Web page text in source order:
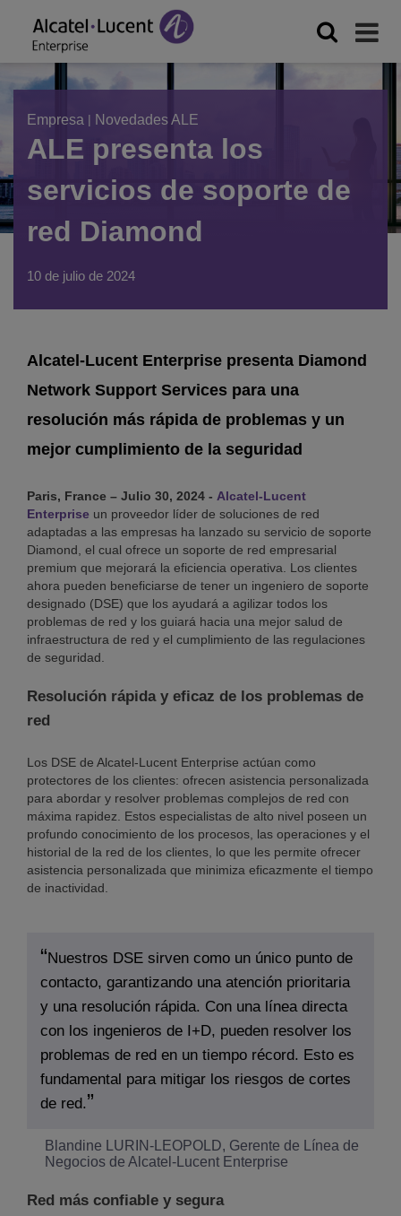
Empresa | Novedades ALE
ALE presenta los
servicios de soporte de
red Diamond
10 de julio de 2024
Alcatel-Lucent Enterprise presenta Diamond
Network Support Services para una
resolución más rápida de problemas y un
mejor cumplimiento de la seguridad
Paris, France – Julio 30, 2024 - Alcatel-Lucent
Enterprise un proveedor líder de soluciones de red
adaptadas a las empresas ha lanzado su servicio de soporte
Diamond, el cual ofrece un soporte de red empresarial
premium que mejorará la eficiencia operativa. Los clientes
ahora pueden beneficiarse de tener un ingeniero de soporte
designado (DSE) que los ayudará a agilizar todos los
problemas de red y los guiará hacia una mejor salud de
infraestructura de red y el cumplimiento de las regulaciones
de seguridad.
Resolución rápida y eficaz de los problemas de
red
Los DSE de Alcatel-Lucent Enterprise actúan como
protectores de los clientes: ofrecen asistencia personalizada
para abordar y resolver problemas complejos de red con
máxima rapidez. Estos especialistas de alto nivel poseen un
profundo conocimiento de los procesos, las operaciones y el
historial de la red de los clientes, lo que les permite ofrecer
asistencia personalizada que minimiza eficazmente el tiempo
de inactividad.
Nuestros DSE sirven como un único punto de
contacto, garantizando una atención prioritaria
y una resolución rápida. Con una línea directa
con los ingenieros de I+D, pueden resolver los
problemas de red en un tiempo récord. Esto es
fundamental para mitigar los riesgos de cortes
de red.
Blandine LURIN-LEOPOLD, Gerente de Línea de
Negocios de Alcatel-Lucent Enterprise
Red más confiable y segura